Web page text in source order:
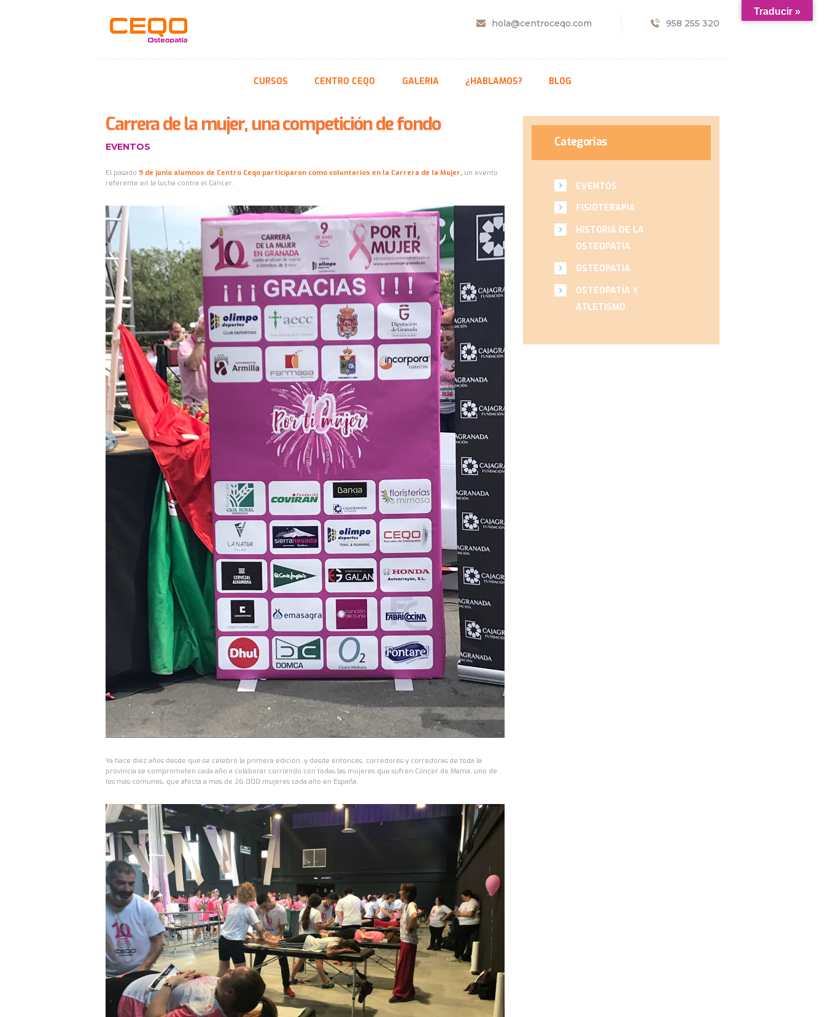
hola@centroceqo.com 958 255 320
CURSOS CENTRO CEQO GALERIA ¿HABLAMOS? BLOG
¿HABLAMOS?
Carrera de la mujer, una competición de fondo
EVENTOS
El pasado 9 de junio alumnos de Centro Ceqo participaron como voluntarios en la Carrera de la Mujer, un evento
referente en la lucha contra el Cáncer.
Ya hace diez años desde que se celebró la primera edición, y desde entonces, corredores y corredoras de toda la
provincia se comprometen cada año a colaborar corriendo con todas las mujeres que sufren Cáncer de Mama, uno de
los más comunes, que afecta a más de 26.000 mujeres cada año en España.
Categorias
EVENTOS
FISIOTERAPIA
HISTORIA DE LA
OSTEOPATÍA
OSTEOPATÍA
OSTEOPATÍA Y
ATLETISMO
Traducir »